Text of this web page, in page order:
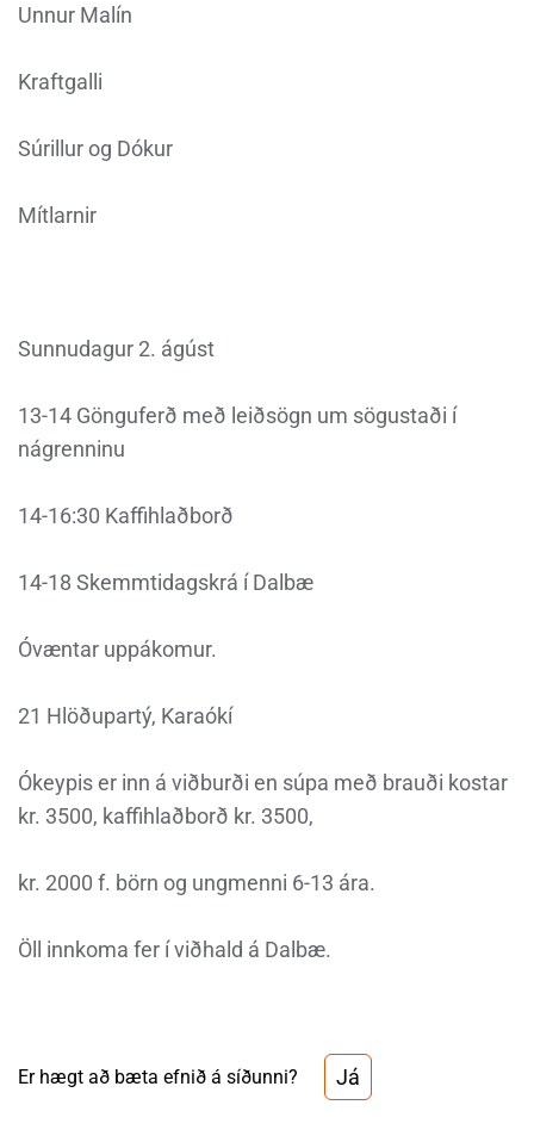
Unnur Malín
Kraftgalli
Súrillur og Dókur
Mítlarnir
Sunnudagur 2. ágúst
13-14 Gönguferð með leiðsögn um sögustaði í
nágrenninu
14-16:30 Kaffihlaðborð
14-18 Skemmtidagskrá í Dalbæ
Óvæntar uppákomur.
21 Hlöðupartý, Karaókí
Ókeypis er inn á viðburði en súpa með brauði kostar
kr. 3500, kaffihlaðborð kr. 3500,
kr. 2000 f. börn og ungmenni 6-13 ára.
Öll innkoma fer í viðhald á Dalbæ.
Er hægt að bæta efnið á síðunni? Já